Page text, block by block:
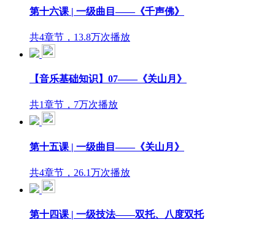
第十六课 | 一级曲目——《千声佛》
共4章节，13.8万次播放
【音乐基础知识】07——《关山月》
共1章节，7万次播放
第十五课 | 一级曲目——《关山月》
共4章节，26.1万次播放
第十四课 | 一级技法——双托、八度双托